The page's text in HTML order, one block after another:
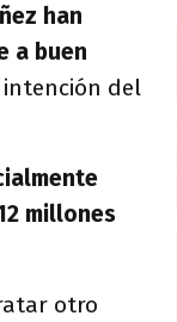
han
a buen
del
millones
otro